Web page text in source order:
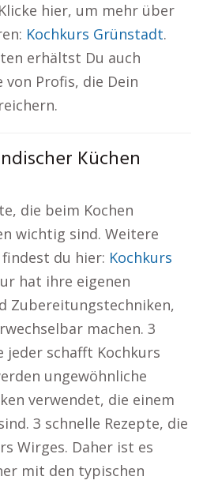
hier, um mehr über
Kochkurs Grünstadt.
erhältst Du auch
von Profis, die Dein
Küchen
die beim Kochen
wichtig sind. Weitere
du hier: Kochkurs
hat ihre eigenen
Zubereitungstechniken,
machen. 3
jeder schafft Kochkurs
ungewöhnliche
verwendet, die einem
3 schnelle Rezepte, die
Wirges. Daher ist es
mit den typischen